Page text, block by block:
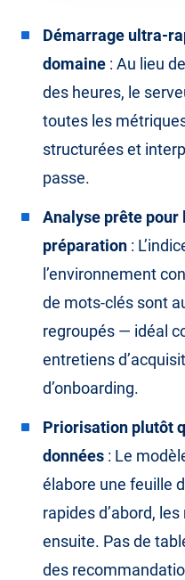
Démarrage ultra-
domaine : Au lieu
des heures, le
toutes les
structurées et
passe.
Analyse prête pour
préparation :
l’environnement
de mots-clés sont
regroupés — idéal
entretiens
d’onboarding.
Priorisation plutôt
données : Le
élabore une feuille
rapides d’abord,
ensuite. Pas de
des